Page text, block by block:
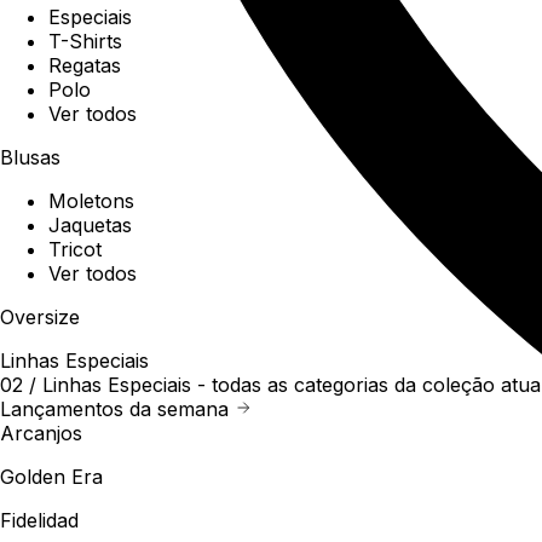
Especiais
T-Shirts
Regatas
Polo
Ver todos
Blusas
Moletons
Jaquetas
Tricot
Ver todos
Oversize
Linhas Especiais
02 / Linhas Especiais - todas as categorias da coleção
Lançamentos da semana
Arcanjos
Golden Era
Fidelidad